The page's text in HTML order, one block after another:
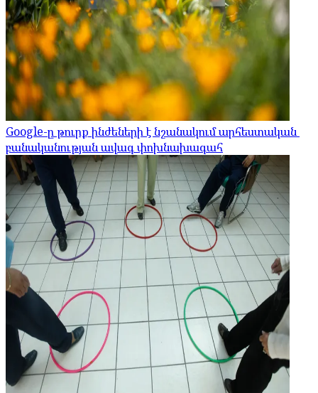
Google-ը թուրք ինժեների է նշանակում արհեստական ​​
բանականության ավագ փոխնախագահ